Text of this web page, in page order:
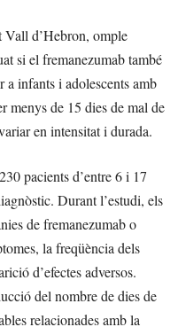
Vall d’Hebron, omple
si el fremanezumab també
a infants i adolescents amb
menys de 15 dies de mal de
en intensitat i durada.
pacients d’entre 6 i 17
Durant l’estudi, els
de fremanezumab o
la freqüència dels
d’efectes adversos.
del nombre de dies de
relacionades amb la